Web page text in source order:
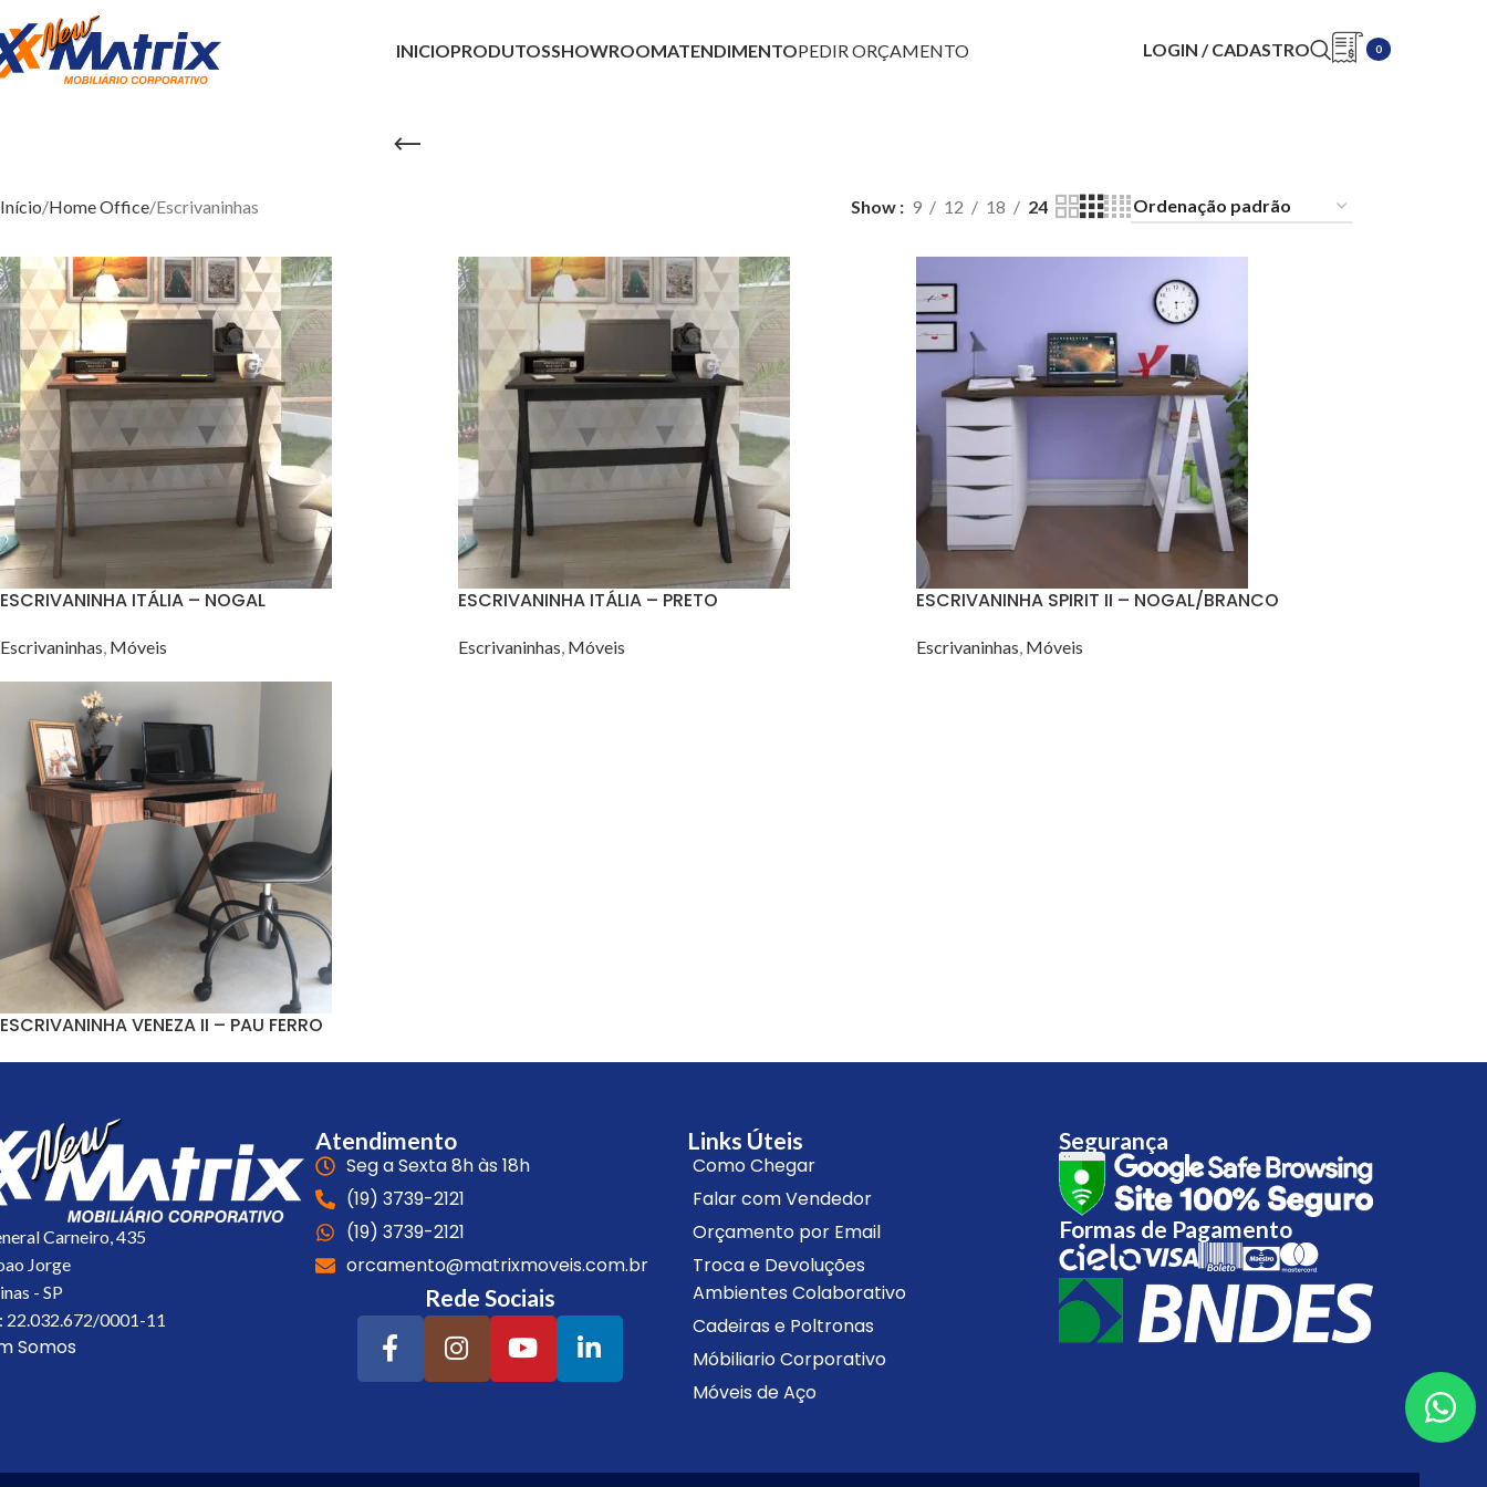
INICIOPRODUTOSSHOWROOMATENDIMENTOPEDIR ORÇAMENTO LOGIN / CADASTRO 0
Início Home Office Escrivaninhas Show 9 12 18 24
ESCRIVANINHA ITÁLIA – NOGAL
Escrivaninhas, Móveis
ESCRIVANINHA ITÁLIA – PRETO
Escrivaninhas, Móveis
ESCRIVANINHA SPIRIT II – NOGAL/BRANCO
Escrivaninhas, Móveis
ESCRIVANINHA VENEZA II – PAU FERRO
Carneiro, 435
Jorge
- SP
22.032.672/0001-11
Somos
Atendimento
Seg a Sexta 8h às 18h
(19) 3739-2121
(19) 3739-2121
orcamento@matrixmoveis.com.br
Rede Sociais
Links Úteis
Como Chegar
Falar com Vendedor
Orçamento por Email
Troca e Devoluções
Ambientes Colaborativo
Cadeiras e Poltronas
Móbiliario Corporativo
Móveis de Aço
Segurança
Formas de Pagamento